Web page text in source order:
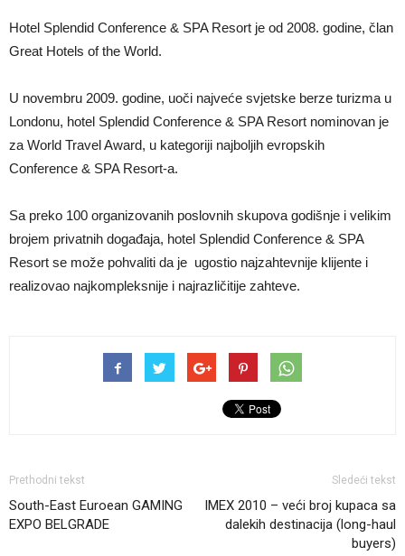
Hotel Splendid Conference & SPA Resort je od 2008. godine, član
Great Hotels of the World.
U novembru 2009. godine, uoči najveće svjetske berze turizma u
Londonu, hotel Splendid Conference & SPA Resort nominovan je
za World Travel Award, u kategoriji najboljih evropskih
Conference & SPA Resort-a.
Sa preko 100 organizovanih poslovnih skupova godišnje i velikim
brojem privatnih događaja, hotel Splendid Conference & SPA
Resort se može pohvaliti da je ugostio najzahtevnije klijente i
realizovao najkompleksnije i najrazličitije zahteve.
Prethodni tekst
South-East Euroean GAMING
EXPO BELGRADE
Sledeći tekst
IMEX 2010 – veći broj kupaca sa
dalekih destinacija (long-haul
buyers)